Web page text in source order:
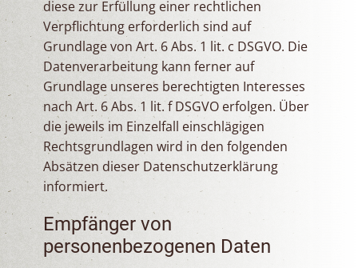
diese zur Erfüllung einer rechtlichen
Verpflichtung erforderlich sind auf
Grundlage von Art. 6 Abs. 1 lit. c DSGVO. Die
Datenverarbeitung kann ferner auf
Grundlage unseres berechtigten Interesses
nach Art. 6 Abs. 1 lit. f DSGVO erfolgen. Über
die jeweils im Einzelfall einschlägigen
Rechtsgrundlagen wird in den folgenden
Absätzen dieser Datenschutzerklärung
informiert.
Empfänger von
personenbezogenen Daten